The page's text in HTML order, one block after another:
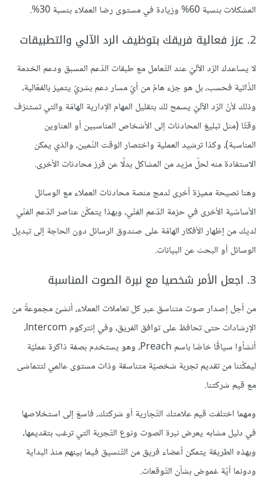
المشكلات بنسبة 60% وزيادة في مستوى رضا العملاء بنسبة 30%.
2. عزز فعالية فريقك بتوظيف الرد الآلي والتطبيقات
لا يساعدك الرّد الآليّ عند التّعامل مع طبقات الدّعم المسبق ودعم الخدمة
الذّاتية فحسب، بل هو جزء هامّ من أيّ مسار دعم بشريّ يتميز بالفعّالية،
وذلك لأنّ الرّد الآليّ يسمح لك بتقليل المهام الإدارية الهامّة والتي تستنزف
وقتًا (مثل تبليغ المحادثات إلى الأشخاص المناسبين أو العناوين
المناسبة)، وكذا ترشيد العملية واختصار الوقت الثّمين، والذي يمكن
الاستفادة منه لحلّ مزيد من المشاكل بدلًا عن فرز محادثات الأخرى.
وهنا نصيحة مميزة أخرى لدمج منصة محادثات العملاء مع الوسائل
الأساسّية الأخرى في حزمة الدّعم الفنّي، وبهذا يتمكّن عناصر الدّعم الفنّي
لديك من إظهار الأفكار الهامّة على صندوق الرسائل دون الحاجة إلى تبديل
الوسائل أو البحث عن البيانات.
3. اجعل الأمر شخصيا مع نبرة الصوت المناسبة
من أجل إصدار صوت متناسق عبر كل تعاملات العملاء، أنشئ مجموعةً من
الإرشادات حتى تحافظ على توافق الفريق، وفي إنتركوم Intercom،
أنشأوا سياقًا خاصًا باسم Preach، وهو يستخدم بصفة ذاكرة عمليّة
ليمكّننا من تقديم تجربة شخصيّة متناسقة وذات مستوى عالمي لتتماشى
مع قيم شركتنا.
ومهما اختلفت قيم علامتك التّجارية أو شركتك، فاسعَ إلى استخلاصها
في دليل مشابه يعرض نبرة الصوت ونوع التّجربة التي ترغب بتقديمها،
وبهذه الطريقة يتمكن أعضاء فريق من التّنسيق فيما بينهم منذ البداية
ودونما أيّة غموض بشأن التّوقعات.